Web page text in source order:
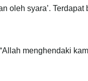
oleh syara’.
menghendaki